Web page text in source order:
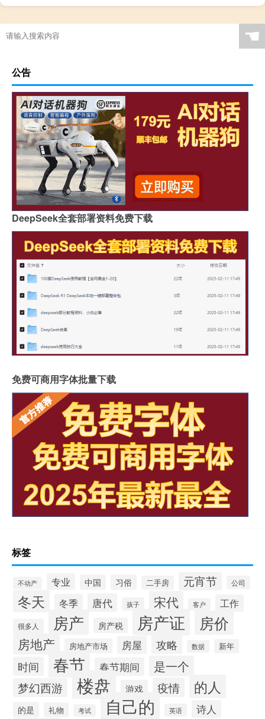
西安有没有情感电台（西安有情天聊天室）
☚
公告
DeepSeek全套部署资料免费下载
免费可商用字体批量下载
标签
不动产 专业 中国 习俗 二手房 元宵节 公司
冬天 冬季 唐代 孩子 宋代 客户 工作
很多人 房产 房产税 房产证 房价
房地产 房地产市场 房屋 攻略 数据 新年
时间 春节 春节期间 是一个
梦幻西游 楼盘 游戏 疫情 的人
的是 礼物 考试 自己的 英语 诗人